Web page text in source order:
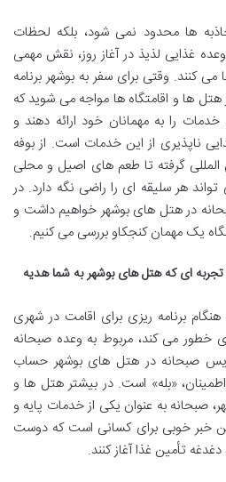
جاذبه ها محدود نمی شود، بلکه لحظات
غذایی لذیذ در آغاز روز، نقش مهمی
کنند. وقتی برای سفر به بوشهر برنامه
ها و اقامتگاه ها مواجه می شوید که
را به مهمانان خود ارائه دهند و
ناپذیری از این خدمات است. از بوفه
المللی گرفته تا طعم های اصیل و محلی
هر سلیقه ای را راضی نگه دارد. در
در هتل های بوشهر خواهیم داشت و
یک مهمان کنجکاو بررسی می کنیم.
ای که هتل های بوشهر به شما هدیه
برنامه ریزی برای اقامت در شهری
خطور می کند، مربوط به وعده صبحانه
صبحانه در هتل های بوشهر حساب
«بله» است. در بیشتر هتل ها و
صبحانه به عنوان یکی از خدمات پایه و
خبر خوبی برای کسانی است که دوست
تأمین غذا آغاز کنند.